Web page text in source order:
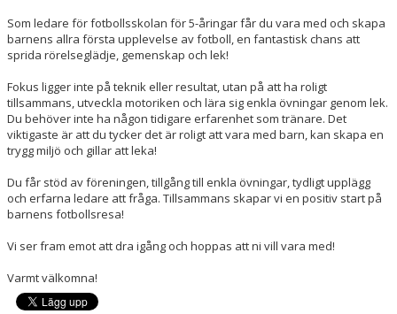
Som ledare för fotbollsskolan för 5-åringar får du vara med och skapa
barnens allra första upplevelse av fotboll, en fantastisk chans att
sprida rörelseglädje, gemenskap och lek!
Fokus ligger inte på teknik eller resultat, utan på att ha roligt
tillsammans, utveckla motoriken och lära sig enkla övningar genom lek.
Du behöver inte ha någon tidigare erfarenhet som tränare. Det
viktigaste är att du tycker det är roligt att vara med barn, kan skapa en
trygg miljö och gillar att leka!
Du får stöd av föreningen, tillgång till enkla övningar, tydligt upplägg
och erfarna ledare att fråga. Tillsammans skapar vi en positiv start på
barnens fotbollsresa!
Vi ser fram emot att dra igång och hoppas att ni vill vara med!
Varmt välkomna!